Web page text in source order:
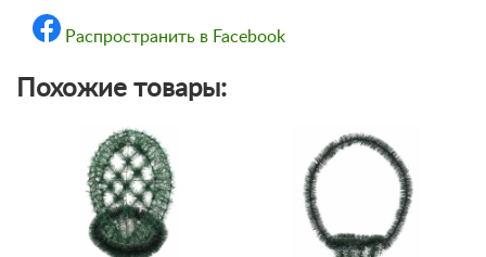
Распространить в Facebook
Похожие товары: